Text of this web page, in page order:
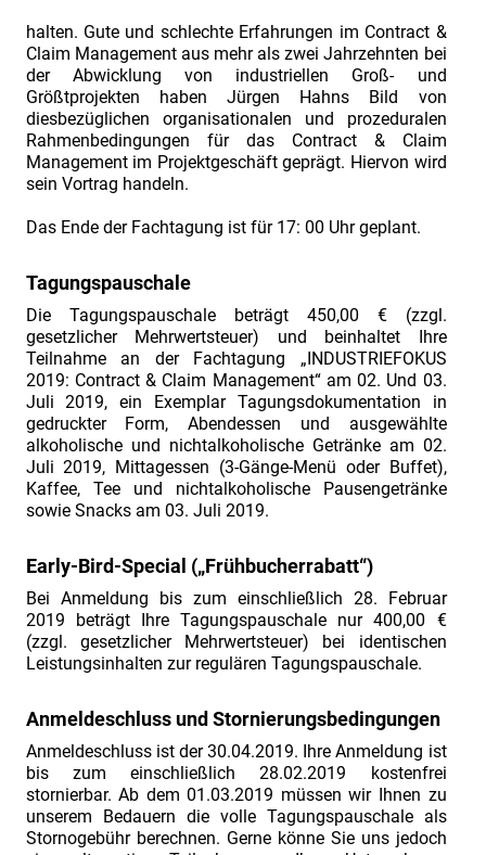
halten. Gute und schlechte Erfahrungen im Contract &
Claim Management aus mehr als zwei Jahrzehnten bei
der Abwicklung von industriellen Groß- und
Größtprojekten haben Jürgen Hahns Bild von
diesbezüglichen organisationalen und prozeduralen
Rahmenbedingungen für das Contract & Claim
Management im Projektgeschäft geprägt. Hiervon wird
sein Vortrag handeln.
Das Ende der Fachtagung ist für 17: 00 Uhr geplant.
Tagungspauschale
Die Tagungspauschale beträgt 450,00 € (zzgl.
gesetzlicher Mehrwertsteuer) und beinhaltet Ihre
Teilnahme an der Fachtagung „INDUSTRIEFOKUS
2019: Contract & Claim Management“ am 02. Und 03.
Juli 2019, ein Exemplar Tagungsdokumentation in
gedruckter Form, Abendessen und ausgewählte
alkoholische und nichtalkoholische Getränke am 02.
Juli 2019, Mittagessen (3-Gänge-Menü oder Buffet),
Kaffee, Tee und nichtalkoholische Pausengetränke
sowie Snacks am 03. Juli 2019.
Early-Bird-Special („Frühbucherrabatt“)
Bei Anmeldung bis zum einschließlich 28. Februar
2019 beträgt Ihre Tagungspauschale nur 400,00 €
(zzgl. gesetzlicher Mehrwertsteuer) bei identischen
Leistungsinhalten zur regulären Tagungspauschale.
Anmeldeschluss und Stornierungsbedingungen
Anmeldeschluss ist der 30.04.2019. Ihre Anmeldung ist
bis zum einschließlich 28.02.2019 kostenfrei
stornierbar. Ab dem 01.03.2019 müssen wir Ihnen zu
unserem Bedauern die volle Tagungspauschale als
Stornogebühr berechnen. Gerne könne Sie uns jedoch
am
02./
03.07.2019"
Einladung
zur
2.
Fachtagung
2019:
Contract
&
Claim
Management“
am
02./
03.07.2019"
THE
DATE
-
Fachtagung
2019:
Contract
&
Claim
Management“